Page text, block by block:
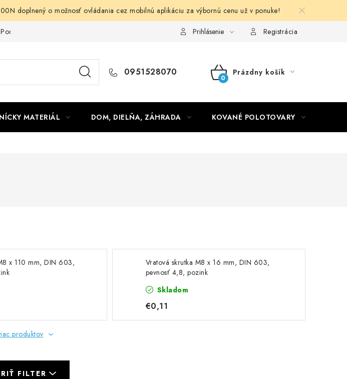
doplnený o možnosť ovládania cez mobilnú aplikáciu za výbornú cenu už v ponuke!
Podmienky ochrany osobných údajov Obchodné podmienkyPrihlásenie Registrácia
0951528070
NÁKUPNÝ
Prázdny košík
MATERIÁL DOM, DIELŇA, ZÁHRADA KOVANÉ POLOTOVARY
x 110 mm, DIN 603,
Vratová skrutka M8 x 16 mm, DIN 603,
pevnosť 4,8, pozink
Skladom
€0,11
produktov
FILTER